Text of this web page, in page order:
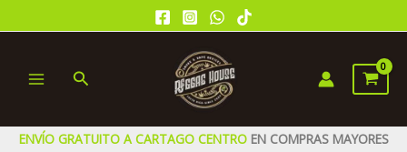
al
MENU
Buscar
ENVÍO GRATUITO A CARTAGO CENTRO EN COMPRAS MAYORES